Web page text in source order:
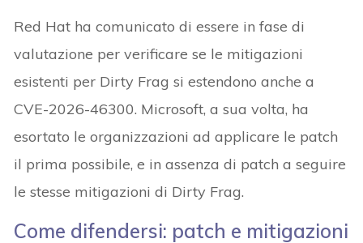
Red Hat ha comunicato di essere in fase di
valutazione per verificare se le mitigazioni
esistenti per Dirty Frag si estendono anche a
CVE-2026-46300. Microsoft, a sua volta, ha
esortato le organizzazioni ad applicare le patch
il prima possibile, e in assenza di patch a seguire
le stesse mitigazioni di Dirty Frag.
Come difendersi: patch e mitigazioni